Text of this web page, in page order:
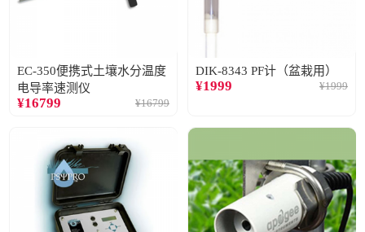
EC-350便携式土壤水分温度
电导率速测仪
¥16799 ¥16799
DIK-8343 PF计（盆栽用）
¥1999 ¥1999